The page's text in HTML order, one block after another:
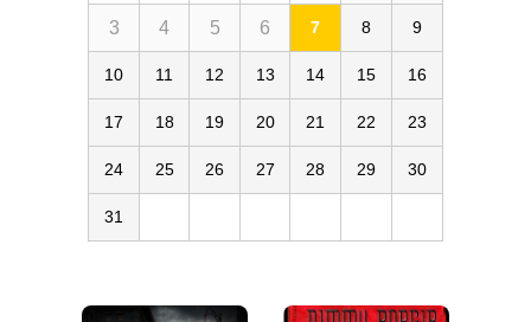
3 4 5 6 7 8 9
10 11 12 13 14 15 16
17 18 19 20 21 22 23
24 25 26 27 28 29 30
31